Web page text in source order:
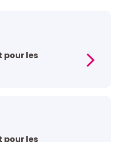
pour les
pour les